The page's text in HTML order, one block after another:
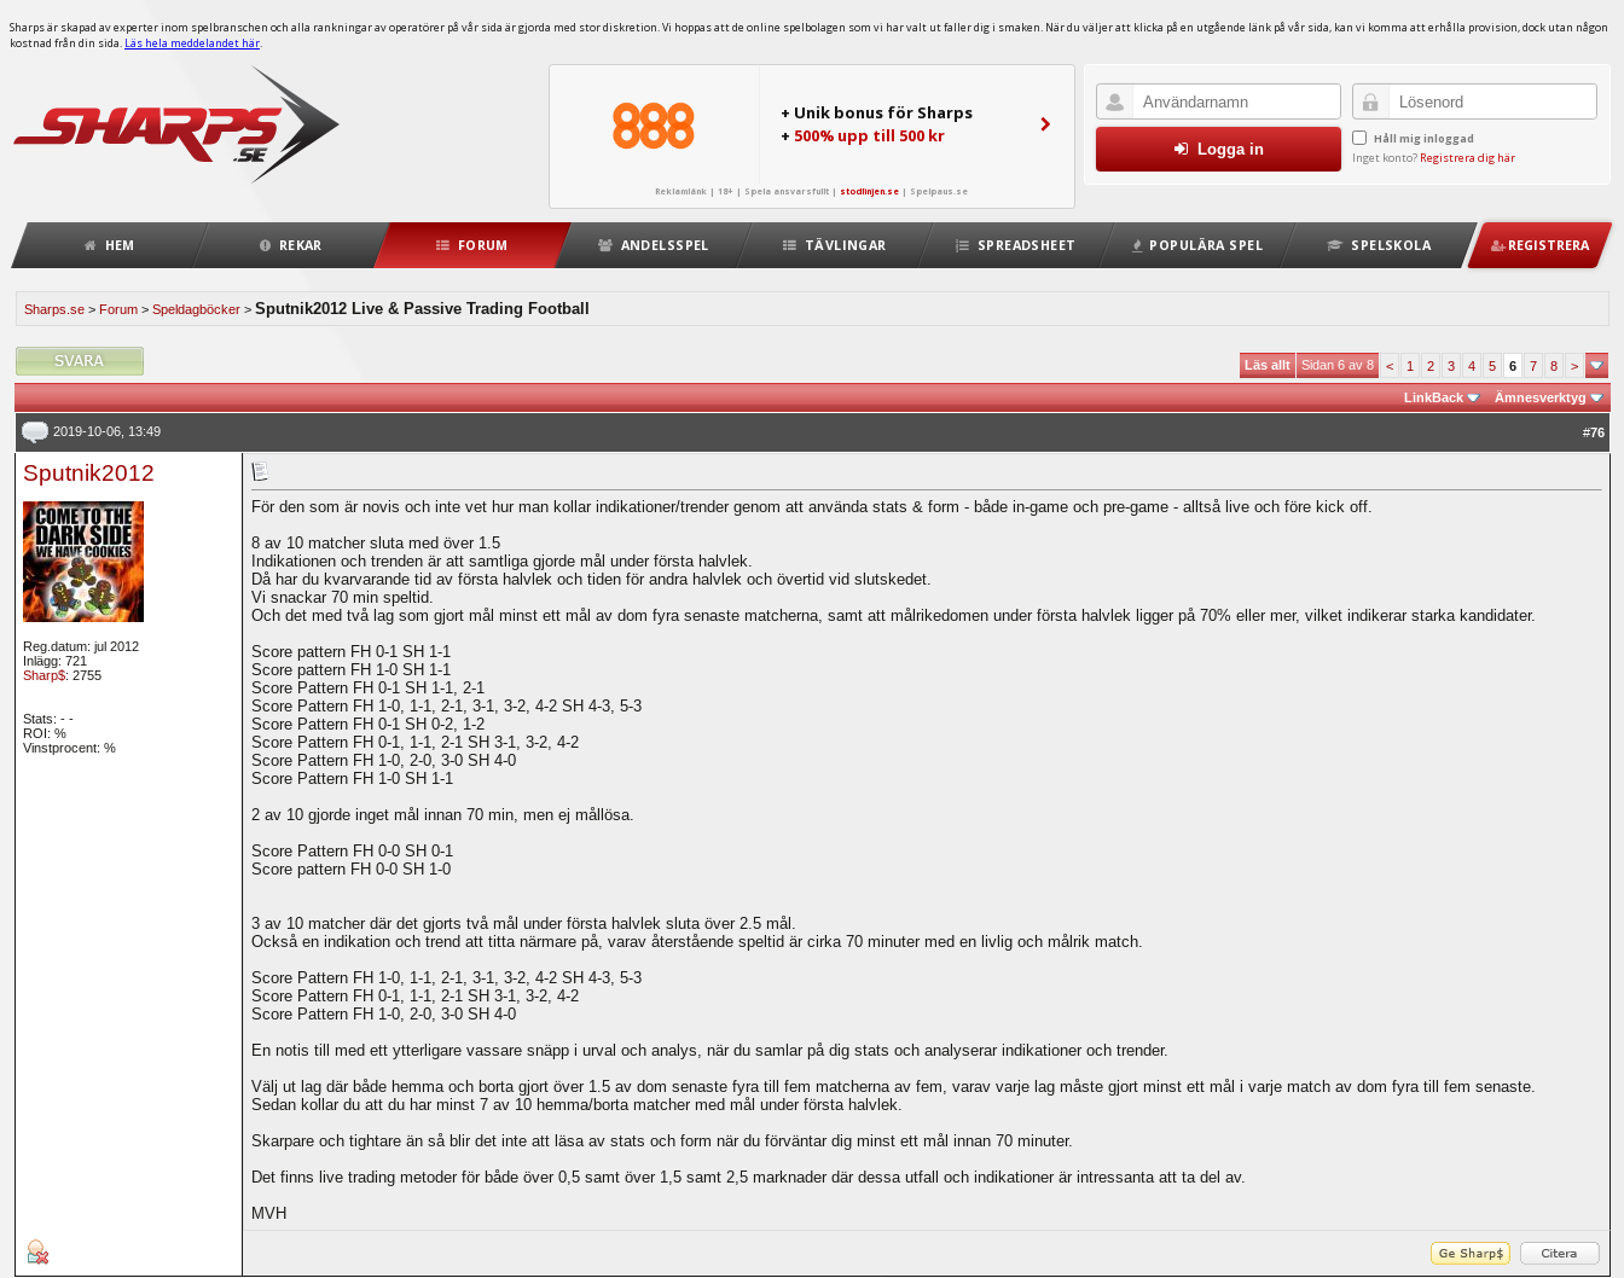
Sharps är skapad av experter inom spelbranschen och alla rankningar av operatörer på vår sida är gjorda med stor diskretion. Vi hoppas att de online spelbolagen som vi har valt ut faller dig i smaken. När du väljer att klicka på en utgående länk på vår sida, kan vi komma att erhålla provision, dock utan någon
kostnad från din sida. Läs hela meddelandet här.
+ Unik bonus för Sharps
+ 500% upp till 500 kr
Reklamlänk | 18+ | Spela ansvarsfullt | stodlinjen.se | Spelpaus.se
Håll mig inloggad
Inget konto? Registrera dig här
Logga in
HEM REKAR FORUM ANDELSSPEL TÄVLINGAR SPREADSHEET POPULÄRA SPEL SPELSKOLA REGISTRERA
Sharps.se > Forum > Speldagböcker > Sputnik2012 Live & Passive Trading Football
Läs allt Sidan 6 av 8 < 1 2 3 4 5 6 7 8 >
LinkBack Ämnesverktyg
2019-10-06, 13:49 #76
Sputnik2012
Reg.datum: jul 2012
Inlägg: 721
Sharp$: 2755
Stats: - -
ROI: %
Vinstprocent: %
För den som är novis och inte vet hur man kollar indikationer/trender genom att använda stats & form - både in-game och pre-game - alltså live och före kick off.
8 av 10 matcher sluta med över 1.5
Indikationen och trenden är att samtliga gjorde mål under första halvlek.
Då har du kvarvarande tid av första halvlek och tiden för andra halvlek och övertid vid slutskedet.
Vi snackar 70 min speltid.
Och det med två lag som gjort mål minst ett mål av dom fyra senaste matcherna, samt att målrikedomen under första halvlek ligger på 70% eller mer, vilket indikerar starka kandidater.
Score pattern FH 0-1 SH 1-1
Score pattern FH 1-0 SH 1-1
Score Pattern FH 0-1 SH 1-1, 2-1
Score Pattern FH 1-0, 1-1, 2-1, 3-1, 3-2, 4-2 SH 4-3, 5-3
Score Pattern FH 0-1 SH 0-2, 1-2
Score Pattern FH 0-1, 1-1, 2-1 SH 3-1, 3-2, 4-2
Score Pattern FH 1-0, 2-0, 3-0 SH 4-0
Score Pattern FH 1-0 SH 1-1
2 av 10 gjorde inget mål innan 70 min, men ej mållösa.
Score Pattern FH 0-0 SH 0-1
Score pattern FH 0-0 SH 1-0
3 av 10 matcher där det gjorts två mål under första halvlek sluta över 2.5 mål.
Också en indikation och trend att titta närmare på, varav återstående speltid är cirka 70 minuter med en livlig och målrik match.
Score Pattern FH 1-0, 1-1, 2-1, 3-1, 3-2, 4-2 SH 4-3, 5-3
Score Pattern FH 0-1, 1-1, 2-1 SH 3-1, 3-2, 4-2
Score Pattern FH 1-0, 2-0, 3-0 SH 4-0
En notis till med ett ytterligare vassare snäpp i urval och analys, när du samlar på dig stats och analyserar indikationer och trender.
Välj ut lag där både hemma och borta gjort över 1.5 av dom senaste fyra till fem matcherna av fem, varav varje lag måste gjort minst ett mål i varje match av dom fyra till fem senaste.
Sedan kollar du att du har minst 7 av 10 hemma/borta matcher med mål under första halvlek.
Skarpare och tightare än så blir det inte att läsa av stats och form när du förväntar dig minst ett mål innan 70 minuter.
Det finns live trading metoder för både över 0,5 samt över 1,5 samt 2,5 marknader där dessa utfall och indikationer är intressanta att ta del av.
MVH